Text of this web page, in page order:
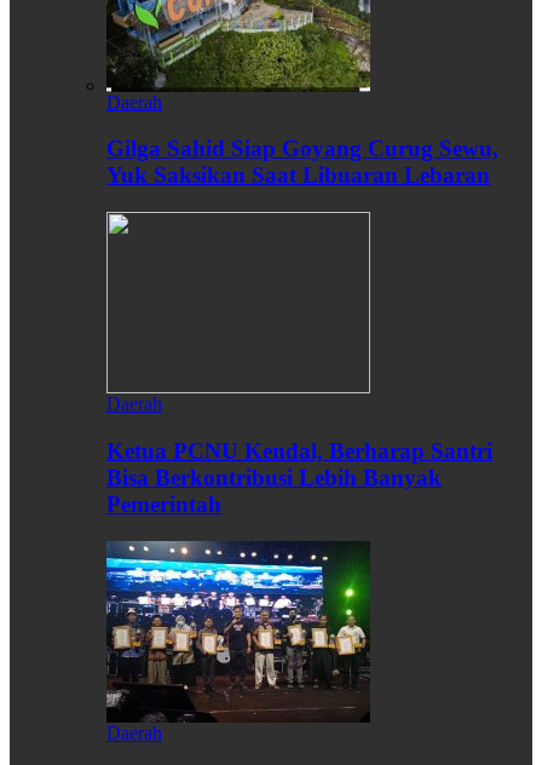
Daerah
Gilga Sahid Siap Goyang Curug Sewu,
Yuk Saksikan Saat Libuaran Lebaran
Daerah
Ketua PCNU Kendal, Berharap Santri
Bisa Berkontribusi Lebih Banyak
Pemerintah
Daerah